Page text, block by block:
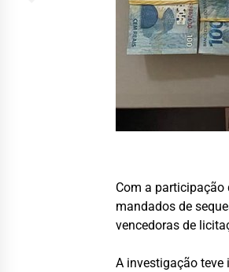
Com a participação
mandados de
vencedoras de
A investigação teve